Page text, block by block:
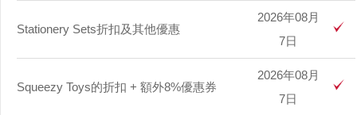
Stationery Sets折扣及其他優惠
2026年08月
7日
Squeezy Toys的折扣 + 額外8%優惠券
2026年08月
7日